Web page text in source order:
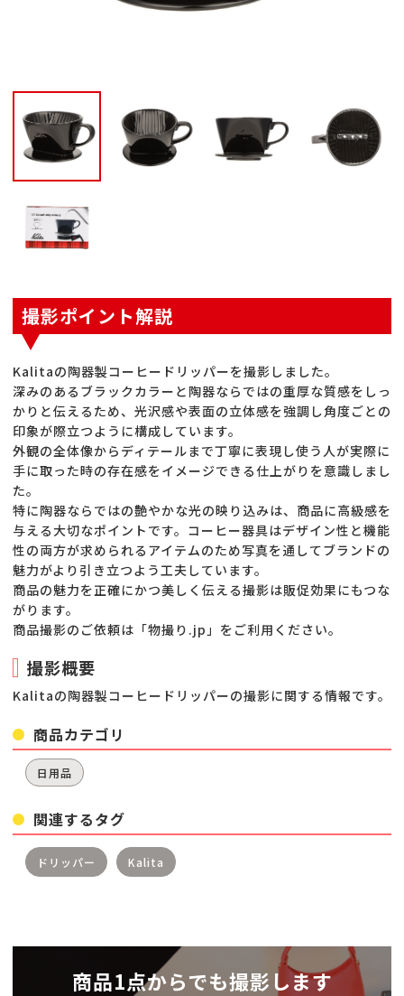
撮影ポイント解説
Kalitaの陶器製コーヒードリッパーを撮影しました。
深みのあるブラックカラーと陶器ならではの重厚な質感をしっ
かりと伝えるため、光沢感や表面の立体感を強調し角度ごとの
印象が際立つように構成しています。
外観の全体像からディテールまで丁寧に表現し使う人が実際に
手に取った時の存在感をイメージできる仕上がりを意識しまし
た。
特に陶器ならではの艶やかな光の映り込みは、商品に高級感を
与える大切なポイントです。コーヒー器具はデザイン性と機能
性の両方が求められるアイテムのため写真を通してブランドの
魅力がより引き立つよう工夫しています。
商品の魅力を正確にかつ美しく伝える撮影は販促効果にもつな
がります。
商品撮影のご依頼は「物撮り.jp」をご利用ください。
撮影概要
Kalitaの陶器製コーヒードリッパーの撮影に関する情報です。
商品カテゴリ
日用品
関連するタグ
ドリッパー Kalita
商品1点からでも撮影します